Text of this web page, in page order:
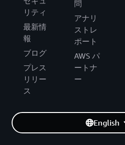
リティ
最新情
報
ブログ
プレス
リリー
ス
問
アナリ
ストレ
ポート
AWS パ
ートナ
ー
English